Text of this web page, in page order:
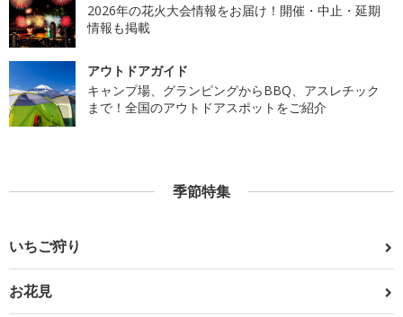
2026年の花火大会情報をお届け！開催・中止・延期
情報も掲載
アウトドアガイド
キャンプ場、グランピングからBBQ、アスレチック
まで！全国のアウトドアスポットをご紹介
季節特集
いちご狩り
お花見